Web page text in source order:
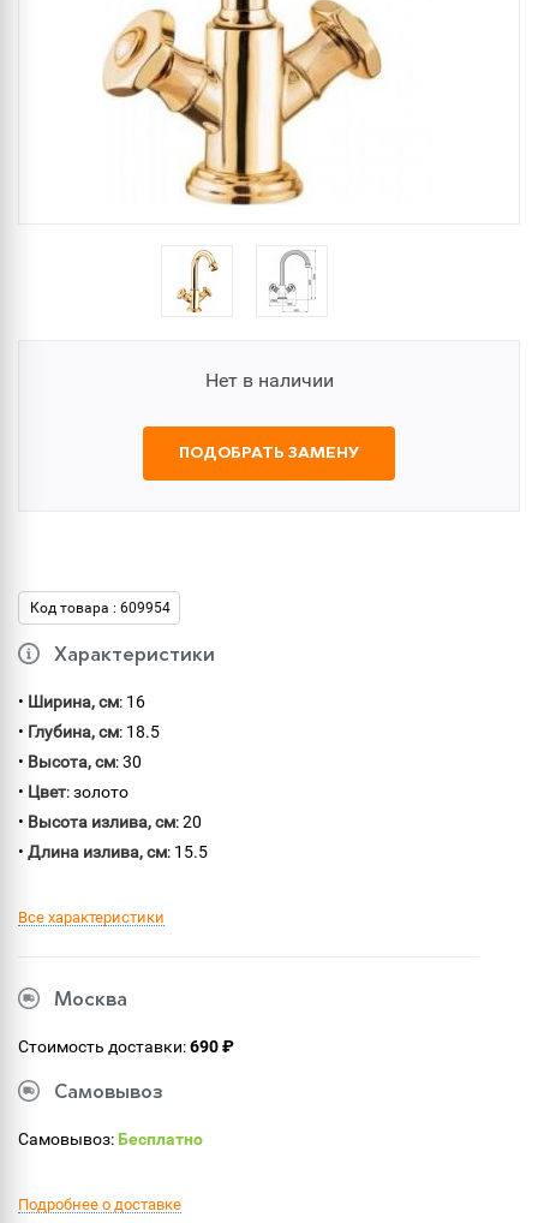
Нет в наличии
ПОДОБРАТЬ ЗАМЕНУ
Код товара : 609954
Характеристики
• Ширина, см: 16
• Глубина, см: 18.5
• Высота, см: 30
• Цвет: золото
• Высота излива, см: 20
• Длина излива, см: 15.5
Все характеристики
Москва
Стоимость доставки:690 ₽
Самовывоз
Самовывоз:Бесплатно
Подробнее о доставке